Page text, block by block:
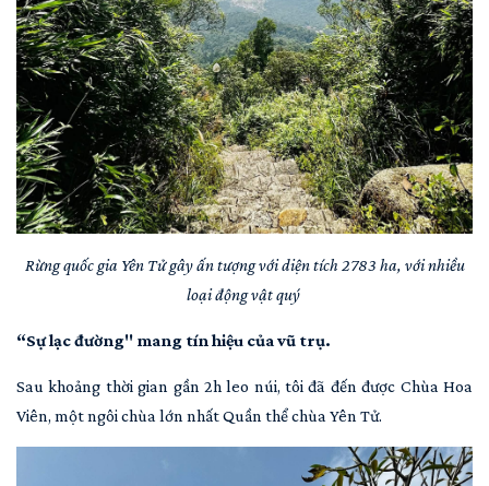
Rừng quốc gia Yên Tử gây ấn tượng với diện tích 2783 ha, với nhiều
loại động vật quý
“Sự lạc đường" mang tín hiệu của vũ trụ.
Sau khoảng thời gian gần 2h leo núi, tôi đã đến được Chùa Hoa
Viên, một ngôi chùa lớn nhất Quần thể chùa Yên Tử.